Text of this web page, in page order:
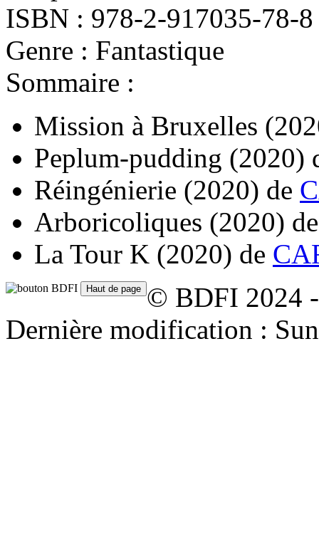
ISBN : 978-2-917035-78-8
Genre : Fantastique
Sommaire :
Mission à Bruxelles
Peplum-pudding (2020)
Réingénierie (2020) de
Arboricoliques (2020)
La Tour K (2020) de
© BDFI 2024
Dernière modification :